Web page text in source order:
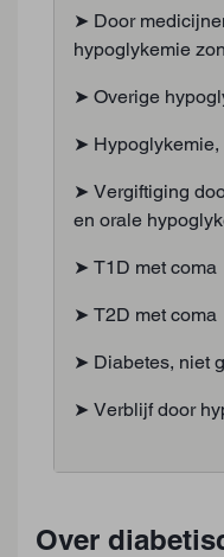
➤ Door
hypoglykemie
➤ Overige
➤ Hypoglykemie,
➤ Vergiftiging
en orale
➤ T1D met coma
➤ T2D met coma
➤ Diabetes, niet
➤ Verblijf door
Over